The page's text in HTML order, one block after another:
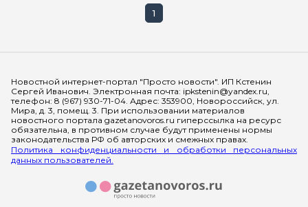
1
Новостной интернет-портал "Просто новости". ИП Кстенин
Сергей Иванович. Электронная почта: ipkstenin@yandex.ru,
телефон: 8 (967) 930-71-04. Адрес: 353900, Новороссийск, ул.
Мира, д. 3, помещ. 3. При использовании материалов
новостного портала gazetanovoros.ru гиперссылка на ресурс
обязательна, в противном случае будут применены нормы
законодательства РФ об авторских и смежных правах.
Политика конфиденциальности и обработки персональных
данных пользователей.